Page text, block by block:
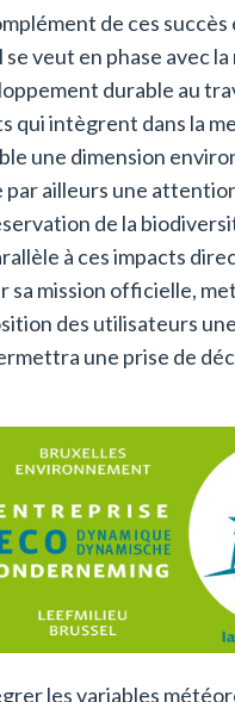
de ces succès
se veut en phase avec
durable au
qui intègrent dans la
une dimension
par ailleurs une
de la
à ces impacts
sa mission officielle,
des utilisateurs
une prise de
les variables